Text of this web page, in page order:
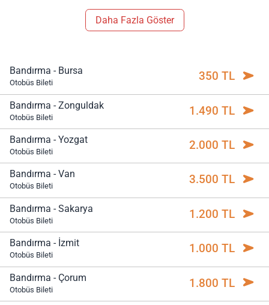
Daha Fazla Göster
Bandırma - Bursa
Otobüs Bileti 350 TL
Bandırma - Zonguldak
Otobüs Bileti 1.490 TL
Bandırma - Yozgat
Otobüs Bileti 2.000 TL
Bandırma - Van
Otobüs Bileti 3.500 TL
Bandırma - Sakarya
Otobüs Bileti 1.200 TL
Bandırma - İzmit
Otobüs Bileti 1.000 TL
Bandırma - Çorum
Otobüs Bileti 1.800 TL